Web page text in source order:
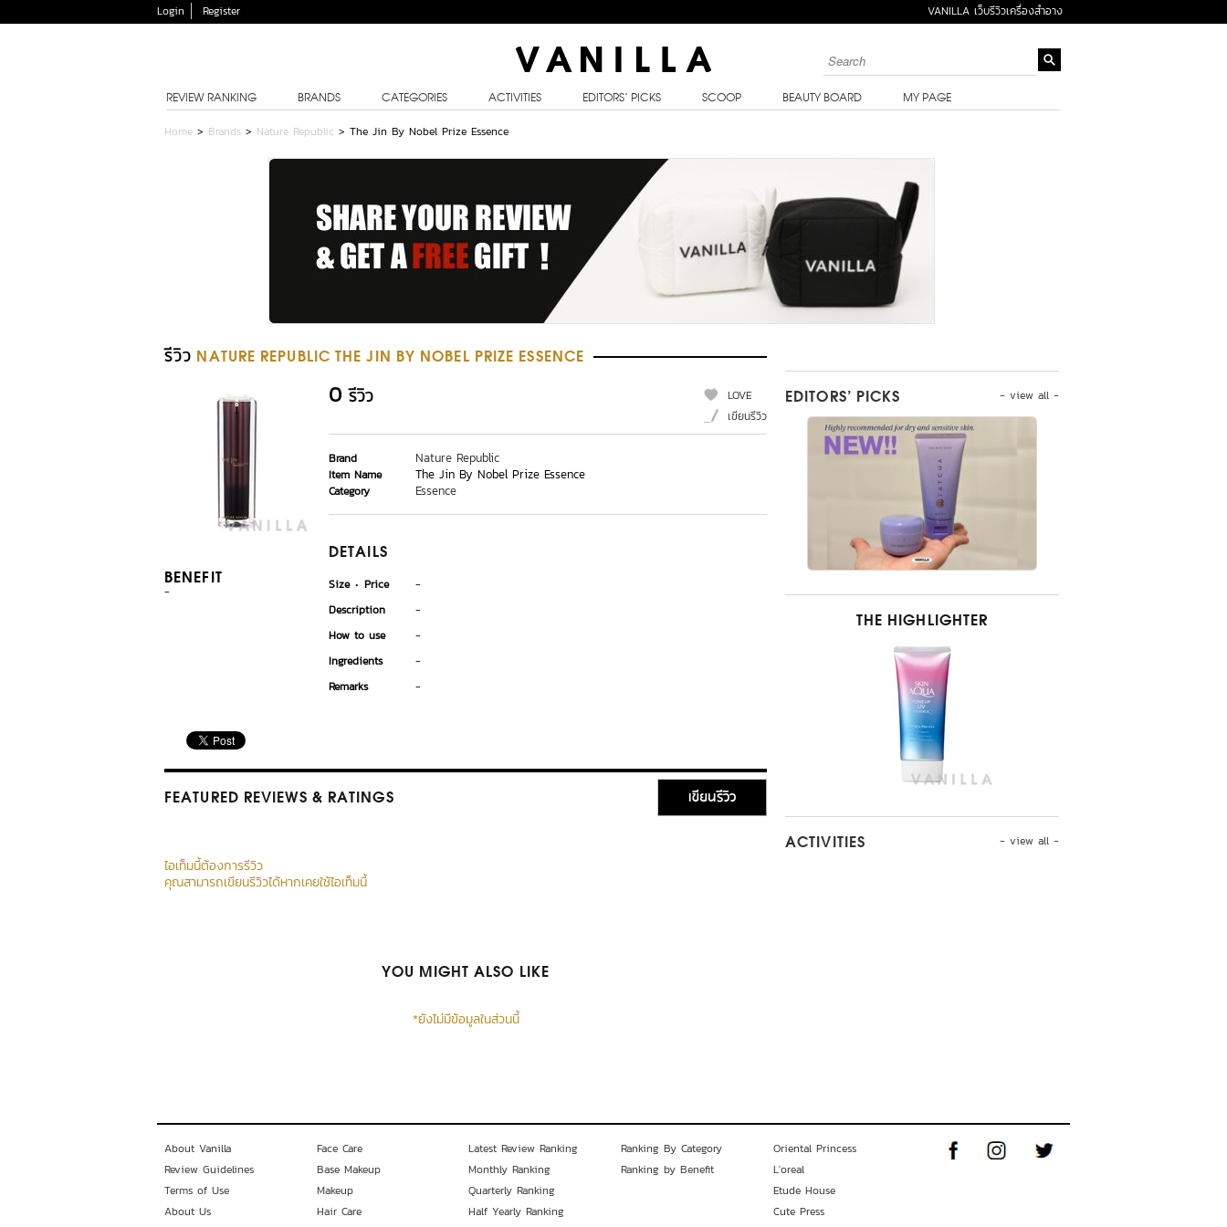
Login Register VANILLA เว็บรีวิวเครื่องสำอาง
REVIEW RANKING BRANDS CATEGORIES ACTIVITIES EDITORS’ PICKS SCOOP BEAUTY BOARD MY PAGE
Home > Brands > Nature Republic > The Jin By Nobel Prize Essence
รีวิว NATURE REPUBLIC THE JIN BY NOBEL PRIZE ESSENCE
BENEFIT
-
0 รีวิว
LOVE
เขียนรีวิว
Brand Nature Republic
Item Name The Jin By Nobel Prize Essence
Category Essence
DETAILS
Size Price
-
Description
-
How to use
-
Ingredients
-
Remarks
-
FEATURED REVIEWS & RATINGS เขียนรีวิว
ไอเท็มนี้ต้องการรีวิว
คุณสามารถเขียนรีวิวได้หากเคยใช้ไอเท็มนี้
YOU MIGHT ALSO LIKE
*ยังไม่มีข้อมูลในส่วนนี้
- view all -
EDITORS’ PICKS
THE HIGHLIGHTER
- view all -
ACTIVITIES
About Vanilla
Review Guidelines
Terms of Use
About Us
Face Care
Base Makeup
Makeup
Hair Care
Latest Review Ranking
Monthly Ranking
Quarterly Ranking
Half Yearly Ranking
Ranking By Category
Ranking by Benefit
Oriental Princess
L'oreal
Etude House
Cute Press